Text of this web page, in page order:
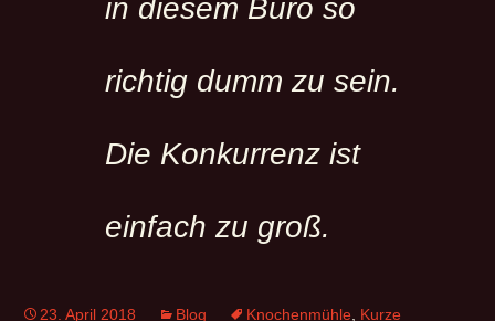
in diesem Büro so
richtig dumm zu sein.
Die Konkurrenz ist
einfach zu groß.
23. April 2018 Blog Knochenmühle, Kurze